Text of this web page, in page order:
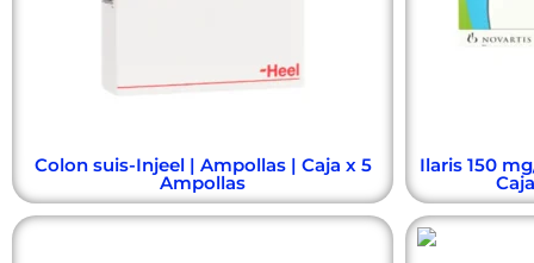
Colon suis-Injeel | Ampollas | Caja x 5
Ampollas
Ilaris 150